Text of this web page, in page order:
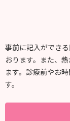
事前に記入ができ
おります。また、
ます。診療前やお
す。